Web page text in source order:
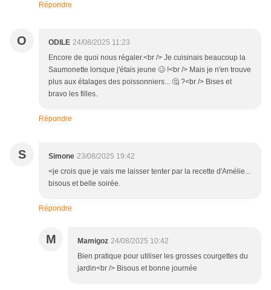
Répondre
O ODILE 24/08/2025 11:23
Encore de quoi nous régaler.<br /> Je cuisinais beaucoup la
Saumonette lorsque j'étais jeune 🥴 !<br /> Mais je n'en trouve
plus aux étalages des poissonniers... 🤔 ?<br /> Bises et
bravo les filles.
Répondre
S Simone 23/08/2025 19:42
<je crois que je vais me laisser tenter par la recette d'Amélie...
bisous et belle soirée.
Répondre
M Mamigoz 24/08/2025 10:42
Bien pratique pour utiliser les grosses courgettes du
jardin<br /> Bisous et bonne journée